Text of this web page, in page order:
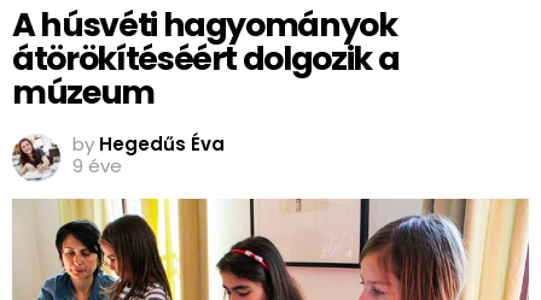
A húsvéti hagyományok
átörökítéséért dolgozik a
múzeum
by Hegedűs Éva
9 éve